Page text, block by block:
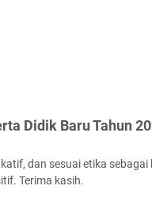
Didik Baru Tahun
dan sesuai etika
Terima kasih.